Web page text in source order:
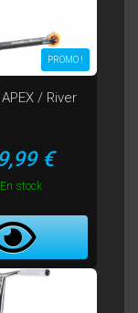
PROMO !
/ River
€
En stock